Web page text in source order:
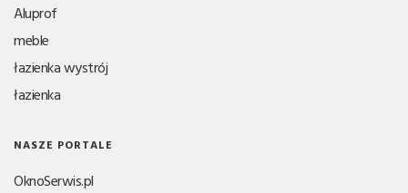
Aluprof
meble
łazienka wystrój
łazienka
NASZE PORTALE
OknoSerwis.pl